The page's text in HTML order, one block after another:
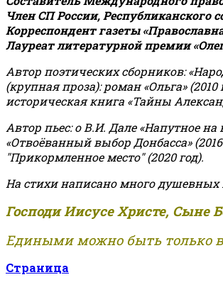
Член СП России,
Корреспондент газеты
Лауреат литературной премии
Автор поэтических сборников:
(крупная проза): роман «Ольга»
историческая книга «Тайны
Автор пьес: о В.И. Дале «Напутное на
«Отвоёванный выбор Донбасса»
"Прикормленное место" (2020 год).
На стихи написано много душевных
Господи Иисусе Христе,
Едиными можно быть только в
Страница